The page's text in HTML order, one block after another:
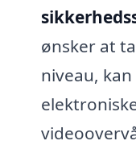
ønsker at
niveau,